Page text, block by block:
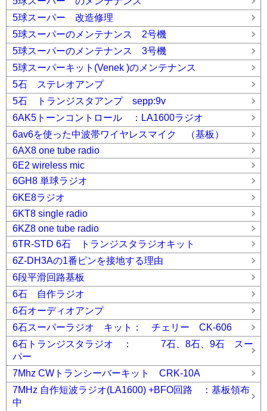
5球スーパー 改造修理
5球スーパーのメンテナンス 2号機
5球スーパーのメンテナンス 3号機
5球スーパーキット(Venek )のメンテナンス
5石 ステレオアンプ
5石 トランジスタアンプ sepp:9v
6AK5トーンコントロール ：LA1600ラジオ
6av6を使った中波帯ワイヤレスマイク （基板）
6AX8 one tube radio
6E2 wireless mic
6GH8 単球ラジオ
6KE8ラジオ
6KT8 single radio
6KZ8 one tube radio
6TR-STD 6石 トランジスタラジオキット
6Z-DH3Aの1番ピンを接地する理由
6段平滑回路基板
6石 自作ラジオ
6石オーディオアンプ
6石スーパーラジオ キット： チェリー CK-606
6石トランジスタラジオ ： 7石、8石、9石 スー
パー
7Mhz CWトランシーバーキット CRK-10A
7MHz 自作短波ラジオ(LA1600) +BFO回路 ：基板領布
中